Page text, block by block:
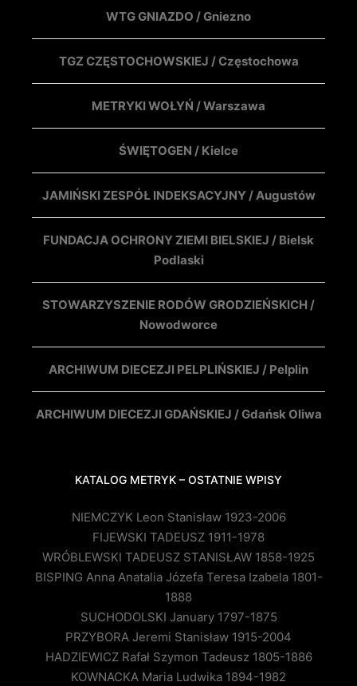
WTG GNIAZDO / Gniezno
TGZ CZĘSTOCHOWSKIEJ / Częstochowa
METRYKI WOŁYŃ / Warszawa
ŚWIĘTOGEN / Kielce
JAMIŃSKI ZESPÓŁ INDEKSACYJNY / Augustów
FUNDACJA OCHRONY ZIEMI BIELSKIEJ / Bielsk
Podlaski
STOWARZYSZENIE RODÓW GRODZIEŃSKICH /
Nowodworce
ARCHIWUM DIECEZJI PELPLIŃSKIEJ / Pelplin
ARCHIWUM DIECEZJI GDAŃSKIEJ / Gdańsk Oliwa
KATALOG METRYK – OSTATNIE WPISY
NIEMCZYK Leon Stanisław 1923-2006
FIJEWSKI TADEUSZ 1911-1978
WRÓBLEWSKI TADEUSZ STANISŁAW 1858-1925
BISPING Anna Anatalia Józefa Teresa Izabela 1801-
1888
SUCHODOLSKI January 1797-1875
PRZYBORA Jeremi Stanisław 1915-2004
HADZIEWICZ Rafał Szymon Tadeusz 1805-1886
KOWNACKA Maria Ludwika 1894-1982